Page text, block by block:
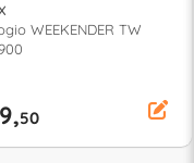
WEEKENDER TW
50